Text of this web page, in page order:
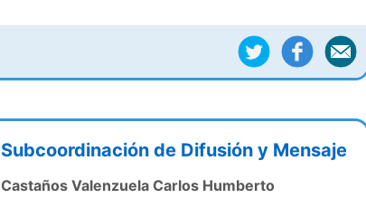
Subcoordinación de Difusión y Mensaje
Castaños Valenzuela Carlos Humberto